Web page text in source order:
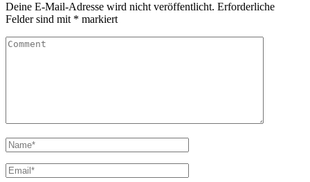
Deine E-Mail-Adresse wird nicht veröffentlicht. Erforderliche
Felder sind mit * markiert